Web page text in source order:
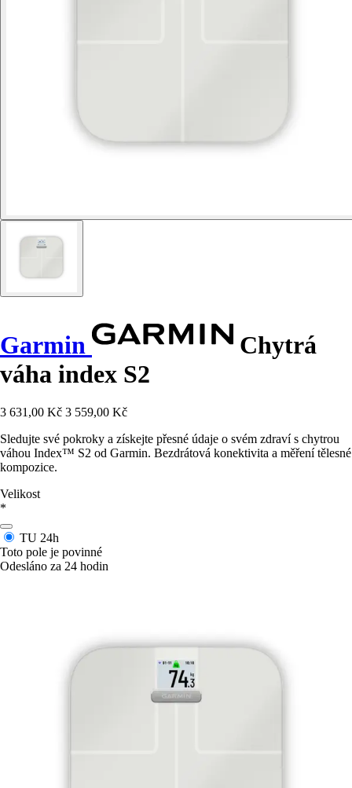
Garmin
Chytrá
váha index S2
3 631,00 Kč 3 559,00 Kč
Sledujte své pokroky a získejte přesné údaje o svém zdraví s chytrou
váhou Index™ S2 od Garmin. Bezdrátová konektivita a měření tělesné
kompozice.
Velikost
*
TU 24h
Toto pole je povinné
Odesláno za 24 hodin